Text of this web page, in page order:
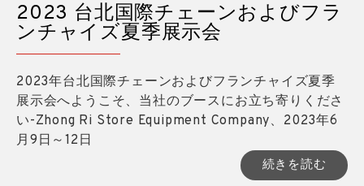
2023 台北国際チェーンおよびフラ
ンチャイズ夏季展示会
2023年台北国際チェーンおよびフランチャイズ夏季
展示会へようこそ、当社のブースにお立ち寄りくださ
い-Zhong Ri Store Equipment Company、2023年6
月9日～12日
続きを読む